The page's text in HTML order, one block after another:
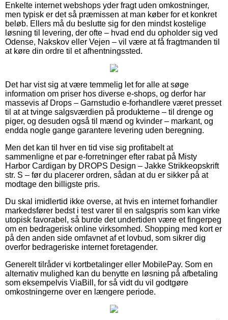
Enkelte internet webshops yder fragt uden omkostninger,
men typisk er det så præmissen at man køber for et konkret
beløb. Ellers må du beslutte sig for den mindst kostelige
løsning til levering, der ofte – hvad end du opholder sig ved
Odense, Nakskov eller Vejen – vil være at få fragtmanden til
at køre din ordre til et afhentningssted.
Det har vist sig at være temmelig let for alle at søge
information om priser hos diverse e-shops, og derfor har
massevis af Drops – Garnstudio e-forhandlere været presset
til at at tvinge salgsværdien på produkterne – til drenge og
piger, og desuden også til mænd og kvinder – markant, og
endda nogle gange garantere levering uden beregning.
Men det kan til hver en tid vise sig profitabelt at
sammenligne et par e-forretninger efter rabat på Misty
Harbor Cardigan by DROPS Design – Jakke Strikkeopskrift
str. S – før du placerer ordren, sådan at du er sikker på at
modtage den billigste pris.
Du skal imidlertid ikke overse, at hvis en internet forhandler
markedsfører bedst i test varer til en salgspris som kan virke
utopisk favorabel, så burde det undertiden være et fingerpeg
om en bedragerisk online virksomhed. Shopping med kort er
på den anden side omfavnet af et lovbud, som sikrer dig
overfor bedrageriske internet foretagender.
Generelt tilråder vi kortbetalinger eller MobilePay. Som en
alternativ mulighed kan du benytte en løsning på afbetaling
som eksempelvis ViaBill, for så vidt du vil godtgøre
omkostningerne over en længere periode.